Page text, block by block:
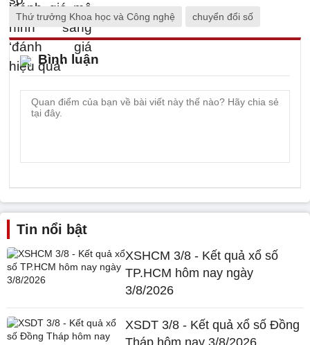
Thứ trưởng Khoa học và Công nghệ chuyển đổi số
Bình luận
Tin nổi bật
XSHCM 3/8 - Kết quả xổ số
TP.HCM hôm nay ngày
3/8/2026
XSDT 3/8 - Kết quả xổ số Đồng
Tháp hôm nay 3/8/2026